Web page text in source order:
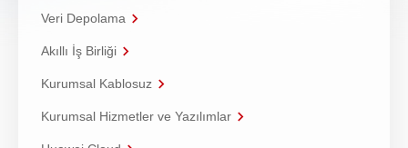
Veri Depolama
Akıllı İş Birliği
Kurumsal Kablosuz
Kurumsal Hizmetler ve Yazılımlar